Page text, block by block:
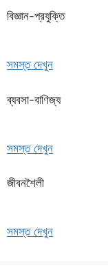
বিজ্ঞান-প্রযুক্তি
সমস্ত দেখুন
ব্যবসা-বাণিজ্য
সমস্ত দেখুন
জীবনশৈলী
সমস্ত দেখুন